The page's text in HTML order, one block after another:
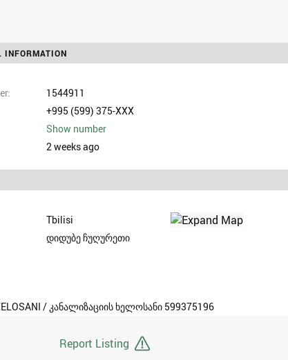
INFORMATION
1544911
+995 (599) 375-XXX
Show number
2 weeks ago
Tbilisi
დიდუბე ჩუღურეთი
/ კანალიზაციის ხელოსანი 599375196
Report Listing